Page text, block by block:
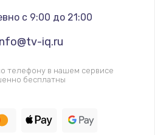
с 9:00 до 21:00
iq.ru
телефону в нашем сервисе
бесплатны